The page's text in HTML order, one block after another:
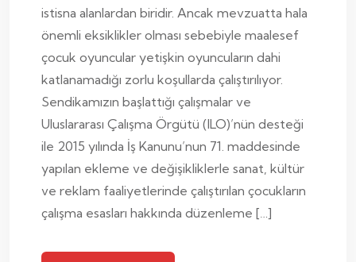
istisna alanlardan biridir. Ancak mevzuatta hala
önemli eksiklikler olması sebebiyle maalesef
çocuk oyuncular yetişkin oyuncuların dahi
katlanamadığı zorlu koşullarda çalıştırılıyor.
Sendikamızın başlattığı çalışmalar ve
Uluslararası Çalışma Örgütü (ILO)’nün desteği
ile 2015 yılında İş Kanunu’nun 71. maddesinde
yapılan ekleme ve değişikliklerle sanat, kültür
ve reklam faaliyetlerinde çalıştırılan çocukların
çalışma esasları hakkında düzenleme […]